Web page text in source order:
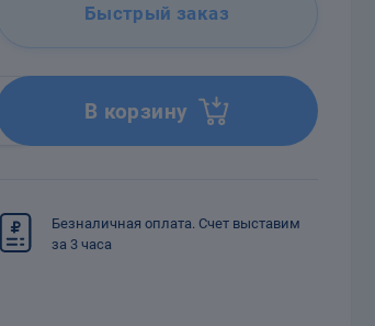
Быстрый заказ
В корзину
Безналичная оплата. Счет выставим
за 3 часа